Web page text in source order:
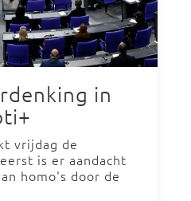
in
vrijdag de
is er aandacht
homo's door de